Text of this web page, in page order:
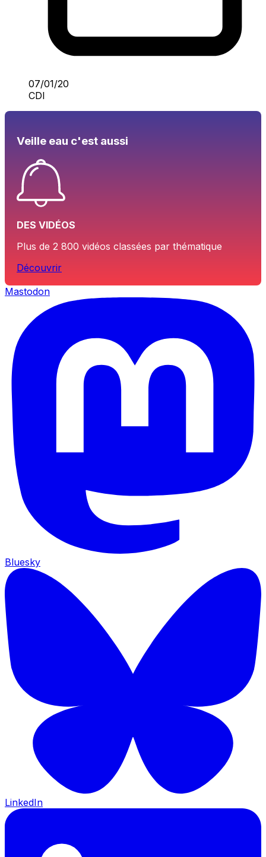
07/01/20
CDI
Veille eau c'est aussi
DES VIDÉOS
Plus de 2 800 vidéos classées par thématique
Découvrir
Mastodon
Bluesky
LinkedIn